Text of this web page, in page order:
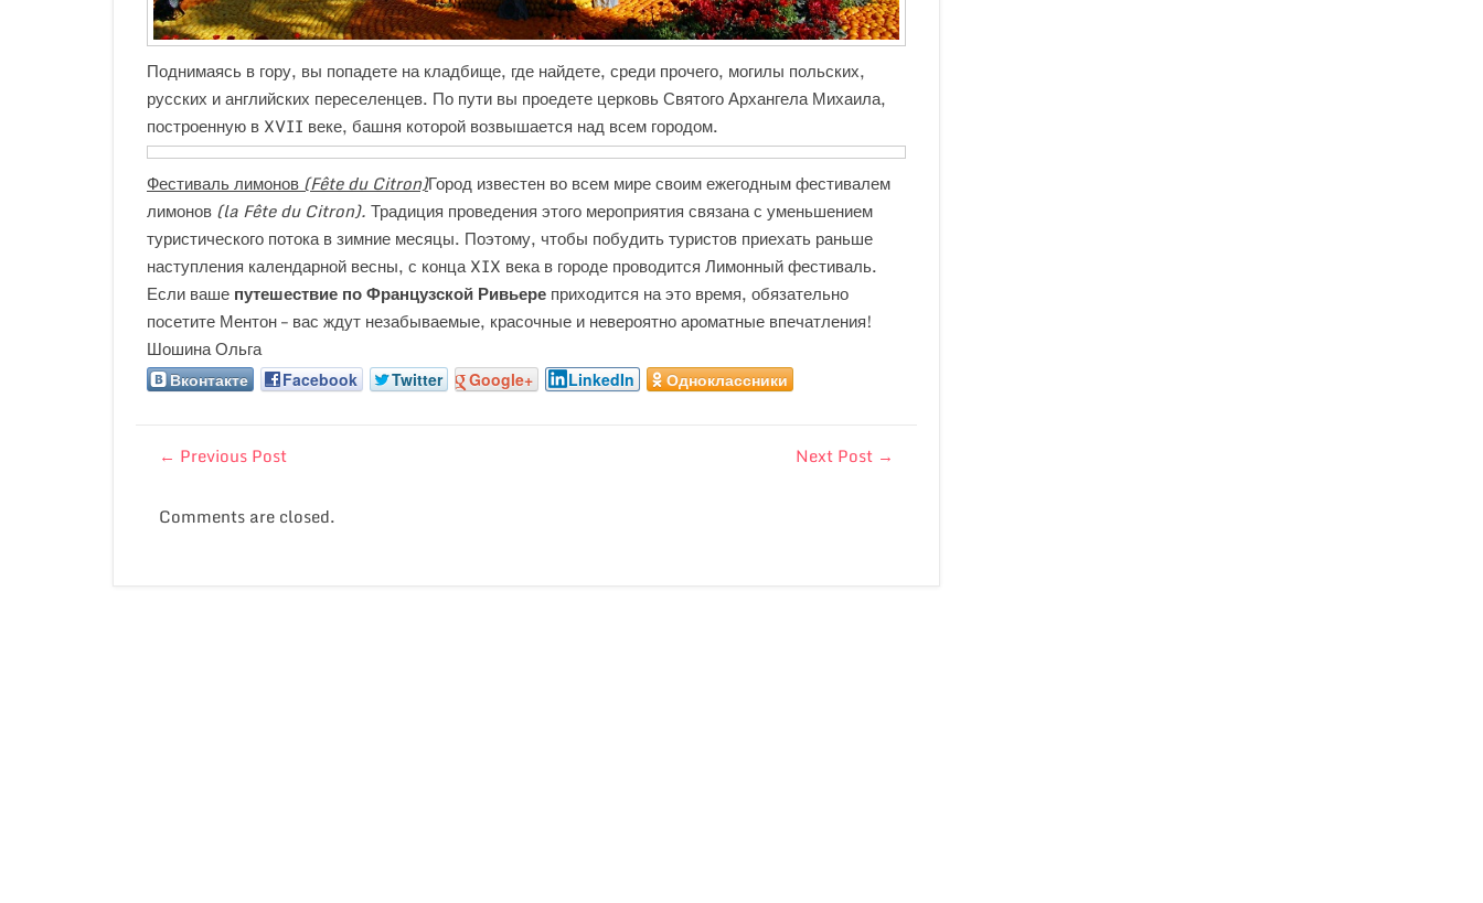
Поднимаясь в гору, вы попадете на кладбище, где найдете, среди прочего, могилы польских,
русских и английских переселенцев. По пути вы проедете церковь Святого Архангела Михаила,
построенную в XVII веке, башня которой возвышается над всем городом.
Фестиваль лимонов (Fête du Citron)Город известен во всем мире своим ежегодным фестивалем
лимонов (la Fête du Citron). Традиция проведения этого мероприятия связана с уменьшением
туристического потока в зимние месяцы. Поэтому, чтобы побудить туристов приехать раньше
наступления календарной весны, с конца XIX века в городе проводится Лимонный фестиваль.
Если ваше путешествие по Французской Ривьере приходится на это время, обязательно
посетите Ментон – вас ждут незабываемые, красочные и невероятно ароматные впечатления!
Шошина Ольга
Вконтакте Facebook Twitter Google+ LinkedIn Одноклассники
← Previous Post Next Post →
Comments are closed.